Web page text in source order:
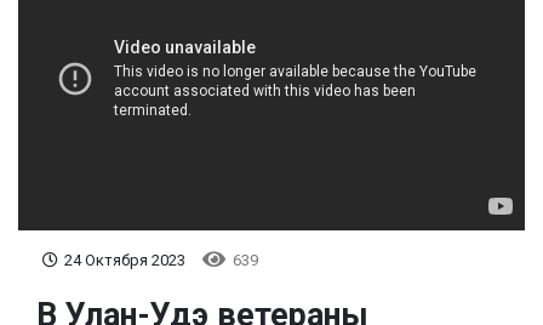
24 Октября 2023 639
В Улан-Удэ ветераны